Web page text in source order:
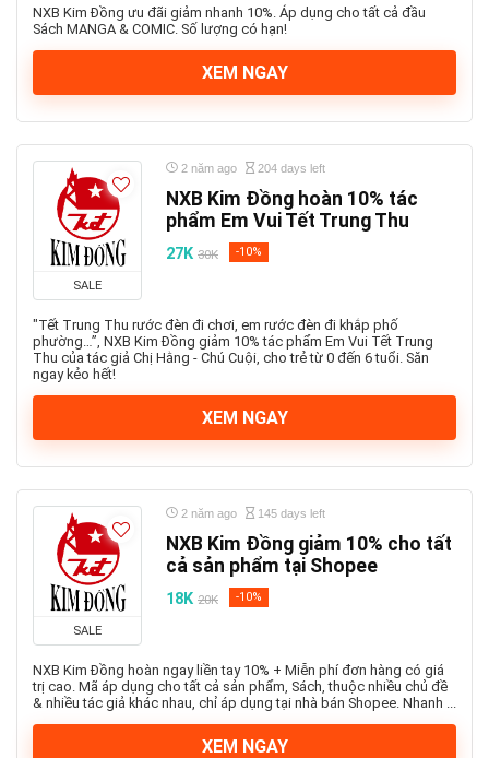
NXB Kim Đồng ưu đãi giảm nhanh 10%. Áp dụng cho tất cả đầu
Sách MANGA & COMIC. Số lượng có hạn!
XEM NGAY
SALE
2 năm ago 204 days left
NXB Kim Đồng hoàn 10% tác
phẩm Em Vui Tết Trung Thu
27K 30K -10%
"Tết Trung Thu rước đèn đi chơi, em rước đèn đi khắp phố
phường…”, NXB Kim Đồng giảm 10% tác phẩm Em Vui Tết Trung
Thu của tác giả Chị Hằng - Chú Cuội, cho trẻ từ 0 đến 6 tuổi. Săn
ngay kẻo hết!
XEM NGAY
SALE
2 năm ago 145 days left
NXB Kim Đồng giảm 10% cho tất
cả sản phẩm tại Shopee
18K 20K -10%
NXB Kim Đồng hoàn ngay liền tay 10% + Miễn phí đơn hàng có giá
trị cao. Mã áp dụng cho tất cả sản phẩm, Sách, thuộc nhiều chủ đề
& nhiều tác giả khác nhau, chỉ áp dụng tại nhà bán Shopee. Nhanh ...
XEM NGAY